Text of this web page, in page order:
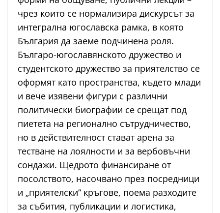
чрез които се нормализира дискурсът за
интегрална югославска рамка, в която
България да заеме подчинена роля.
Българо-югославянското дружество и
студентското дружество за приятелство се
оформят като пространства, където млади
и вече изявени фигури с различни
политически биографии се срещат под
пиетета на регионално сътрудничество,
но в действителност стават арена за
тестване на лоялности и за вербовъчни
сондажи. Щедрото финансиране от
посолството, насочвано през посредници
и „приятелски“ кръгове, поема разходите
за събития, публикации и логистика,